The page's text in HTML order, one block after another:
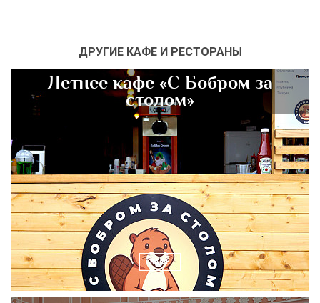
ДРУГИЕ КАФЕ И РЕСТОРАНЫ
Летнее кафе «С Бобром за
столом»
КАФЕ